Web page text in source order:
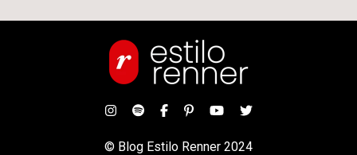
© Blog Estilo Renner 2024